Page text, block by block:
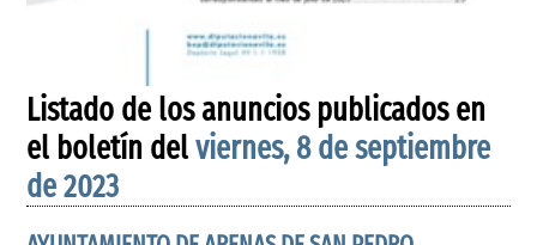
Listado de los anuncios publicados en
el boletín delviernes, 8 de septiembre
de 2023